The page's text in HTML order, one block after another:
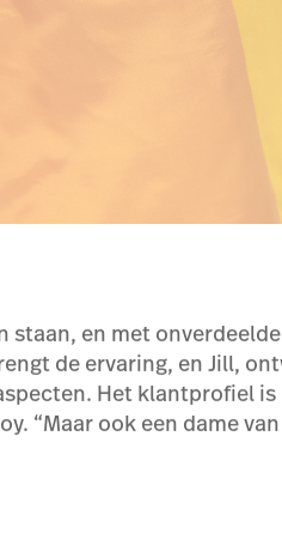
en met
de ervaring, en Jill,
Het klantprofiel is
“Maar ook een dame